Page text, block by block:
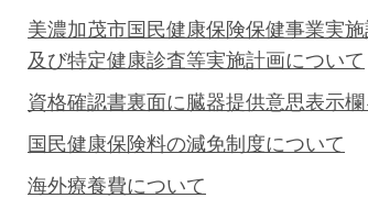
美濃加茂市国民健康保険保健事業実施
及び特定健康診査等実施計画について
資格確認書裏面に臓器提供意思表示欄
国民健康保険料の減免制度について
海外療養費について